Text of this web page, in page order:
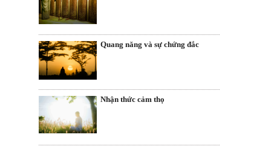
Quang năng và sự chứng đắc
Nhận thức cảm thọ